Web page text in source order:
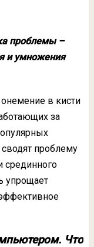
проблемы –
и умножения
в кисти
за
проблему
срединного
упрощает
Что